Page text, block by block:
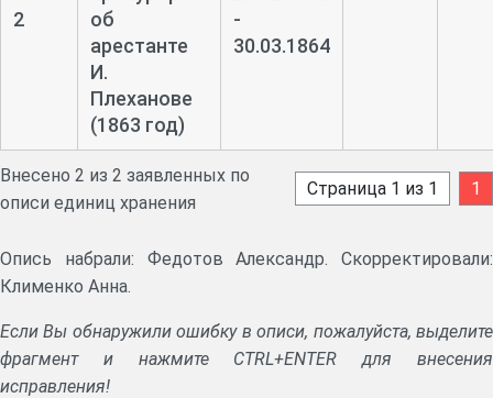
2
об
арестанте
И.
Плеханове
(1863 год)
-
30.03.1864
Внесено 2 из 2 заявленных по
описи единиц хранения
Страница 1 из 1 1
Опись набрали: Федотов Александр. Скорректировали:
Клименко Анна.
Если Вы обнаружили ошибку в описи, пожалуйста, выделите
фрагмент и нажмите CTRL+ENTER для внесения
исправления!